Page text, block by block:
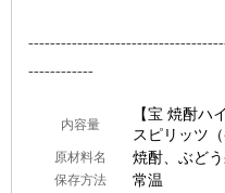
------------
内容量
【宝 焼酎ハ
スピリッツ
原材料名 焼酎、ぶど
保存方法 常温